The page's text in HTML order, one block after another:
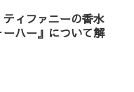
ティファニーの香水
ーハー』について解